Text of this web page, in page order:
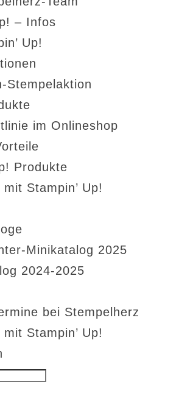
– Infos
Up!
Stempelaktion
im Onlineshop
Produkte
Stampin’ Up!
Minikatalog 2025
2024-2025
bei Stempelherz
Stampin’ Up!